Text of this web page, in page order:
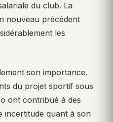
du club. La
nouveau précédent
les
son importance.
du projet sportif sous
ont contribué à des
incertitude quant à son